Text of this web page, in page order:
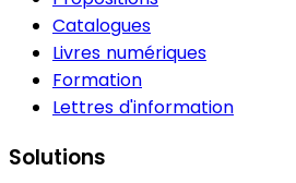
Catalogues
Livres numériques
Formation
Lettres d'information
Solutions